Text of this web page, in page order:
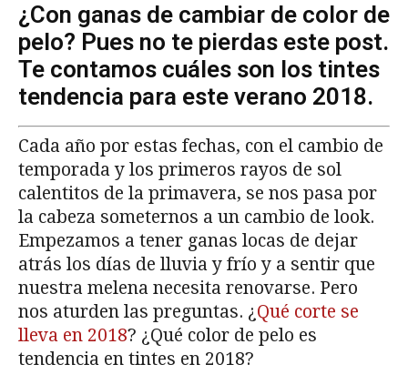
¿Con ganas de cambiar de color de
pelo? Pues no te pierdas este post.
Te contamos cuáles son los tintes
tendencia para este verano 2018.
Cada año por estas fechas, con el cambio de
temporada y los primeros rayos de sol
calentitos de la primavera, se nos pasa por
la cabeza someternos a un cambio de look.
Empezamos a tener ganas locas de dejar
atrás los días de lluvia y frío y a sentir que
nuestra melena necesita renovarse. Pero
nos aturden las preguntas. ¿ Qué corte se
lleva en 2018? ¿Qué color de pelo es
tendencia en tintes en 2018?